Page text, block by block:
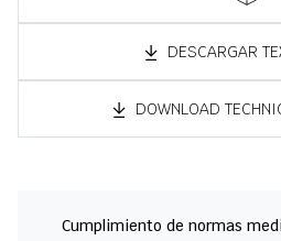
DESCARGAR
DOWNLOAD
Cumplimiento de normas